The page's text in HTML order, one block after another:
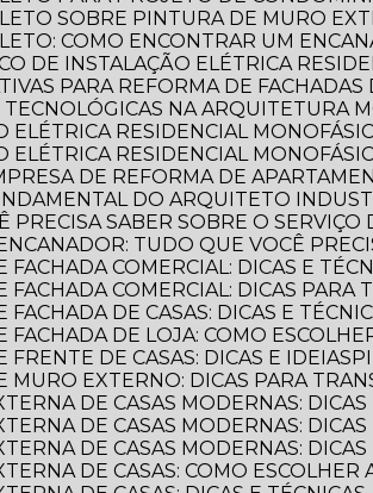
SOBRE PINTURA DE MURO
COMO ENCONTRAR UM
DE INSTALAÇÃO ELÉTRICA
PARA REFORMA DE FACHADAS
TECNOLÓGICAS NA ARQUITETURA
ELÉTRICA RESIDENCIAL
ELÉTRICA RESIDENCIAL
DE REFORMA DE
DO ARQUITETO
PRECISA SABER SOBRE O
TUDO QUE VOCÊ
FACHADA COMERCIAL: DICAS E
FACHADA COMERCIAL: DICAS
FACHADA DE CASAS: DICAS E
FACHADA DE LOJA: COMO
FRENTE DE CASAS: DICAS E IDEIAS
MURO EXTERNO: DICAS PARA
DE CASAS MODERNAS:
DE CASAS MODERNAS:
DE CASAS MODERNAS:
DE CASAS: COMO